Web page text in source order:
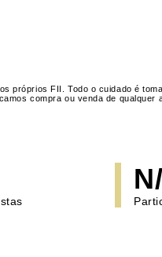
próprios FII. Todo o cuidado é
compra ou venda de qualquer